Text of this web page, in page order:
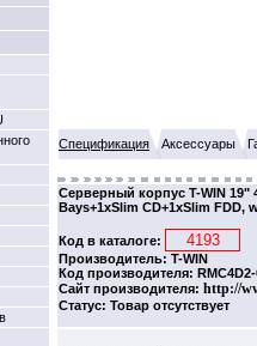
Спецификация Аксессуары
Серверный корпус T-WIN 19"
Bays+1xSlim CD+1xSlim FDD,
Код в каталоге:
Производитель: T-WIN
Код производителя: RMC4D2-
Сайт производителя: http://
Статус: Товар отсутствует